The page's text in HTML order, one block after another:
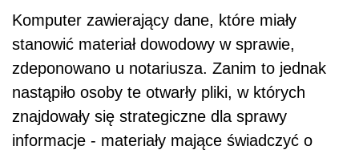
Komputer zawierający dane, które miały
stanowić materiał dowodowy w sprawie,
zdeponowano u notariusza. Zanim to jednak
nastąpiło osoby te otwarły pliki, w których
znajdowały się strategiczne dla sprawy
informacje - materiały mające świadczyć o